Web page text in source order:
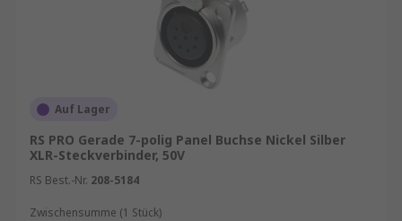
Auf Lager
RS PRO Gerade 7-polig Panel Buchse Nickel Silber
XLR-Steckverbinder, 50V
RS Best.-Nr. 208-5184
Zwischensumme (1 Stück)